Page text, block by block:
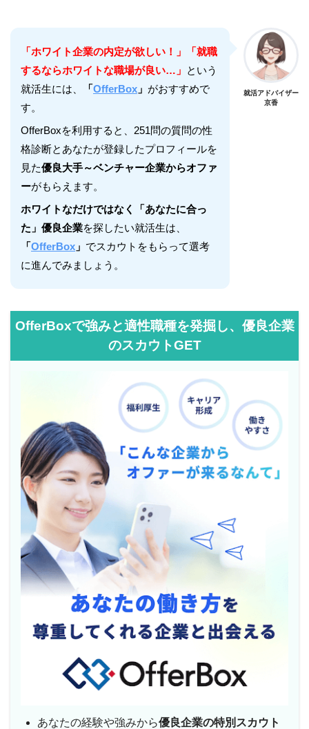
「ホワイト企業の内定が欲しい！」「就職
するならホワイトな職場が良い…」 という
就活生には、
「OfferBox 」 がおすすめで
す。
OfferBoxを利用すると、251問の質問の性
格診断とあなたが登録したプロフィールを
見た優良大手～ベンチャー企業からオファ
ーがもらえます。
ホワイトなだけではなく「あなたに合っ
た」優良企業を探したい就活生は、
「OfferBox 」 でスカウトをもらって選考
に進んでみましょう。
就活アドバイザー
京香
OfferBoxで強みと適性職種を発掘し、優良企業
のスカウトGET
あなたの経験や強みから優良企業の特別スカウト